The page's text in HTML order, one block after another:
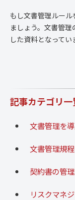
もし文書管理ルー
ましょう。文書管
した資料となってい
記事カテゴリ一
文書管理を
文書管理規程
契約書の管理
リスクマネ